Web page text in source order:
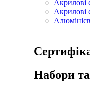
Акрилові
Акрилові
Набори